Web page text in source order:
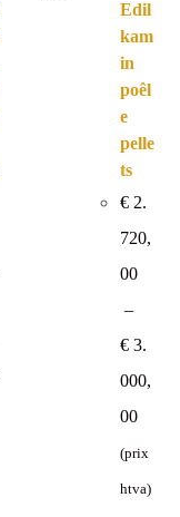
Edil
kam
in
poêl
e
pelle
ts
€2.
720,
00
–
€3.
000,
00de
€
€
(prix
htva)